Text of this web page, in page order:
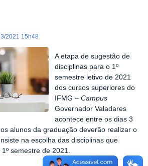
2021 15h48
A etapa de sugestão de
disciplinas para o 1º
semestre letivo de 2021
dos cursos superiores do
IFMG –Campus
Governador Valadares
acontece entre os dias 3
alunos da graduação deverão realizar o
na escolha das disciplinas que
semestre de 2021.